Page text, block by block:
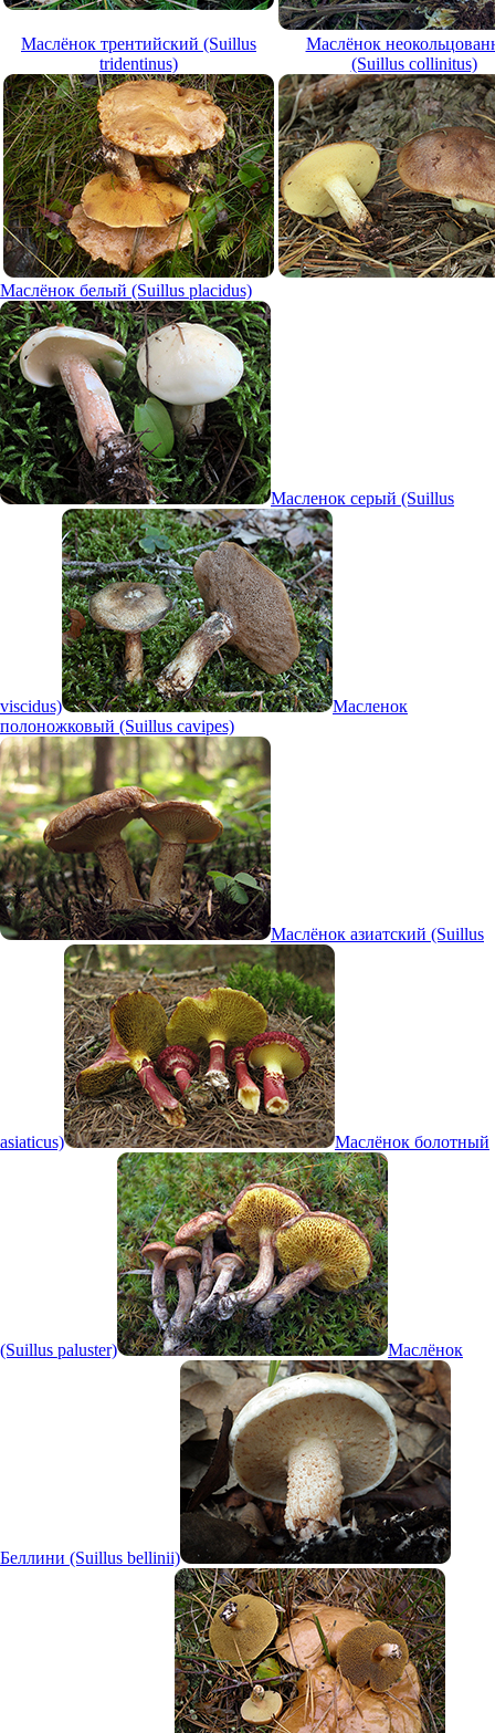
Маслёнок трентийский (Suillus
tridentinus)
Маслёнок
(Suillus collinitus)
Маслёнок белый (Suillus placidus)
Масленок серый (Suillus
viscidus)
Масленок
полоножковый (Suillus cavipes)
Маслёнок азиатский (Suillus
asiaticus) Маслёнок болотный
(Suillus paluster) Маслёнок
Беллини (Suillus bellinii)